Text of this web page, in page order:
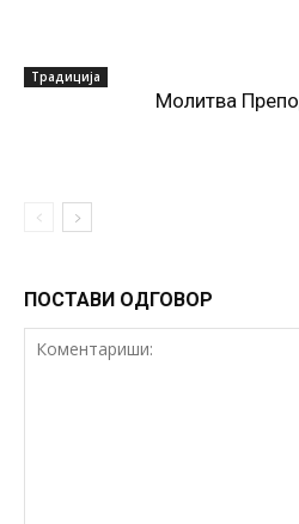
Традиција
Молитва
ПОСТАВИ ОДГОВОР